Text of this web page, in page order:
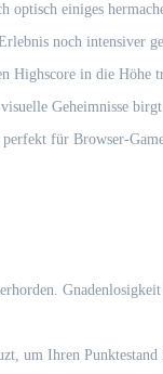
optisch einiges
noch intensiver
Highscore in die Höhe
Geheimnisse
für Browser-
um Ihren